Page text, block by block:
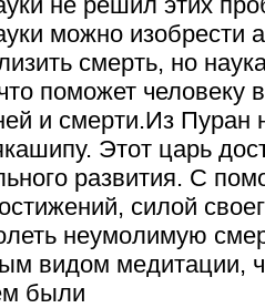
можно изобрести
смерть, но
поможет человеку
и смерти.Из Пуран
Этот царь
развития. С
силой
неумолимую
видом медитации,
были